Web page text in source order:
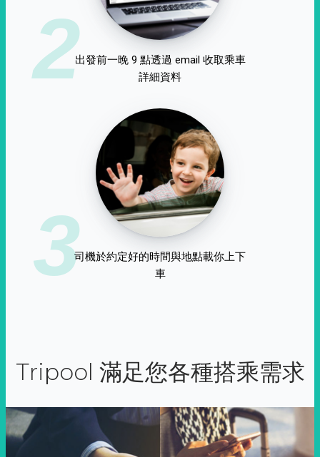
2出發前一晚 9 點透過 email 收取乘車
詳細資料
3司機於約定好的時間與地點載你上下
車
Tripool 滿足您各種搭乘需求